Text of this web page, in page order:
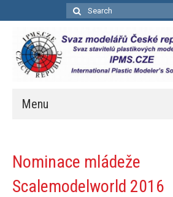
Search
Menu
Aktuality
Soutěže
Nominace mládeže
Scalemodelworld 2016